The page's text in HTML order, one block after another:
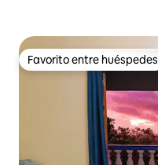
Favorito entre huéspedes
Favorito entre huéspedes